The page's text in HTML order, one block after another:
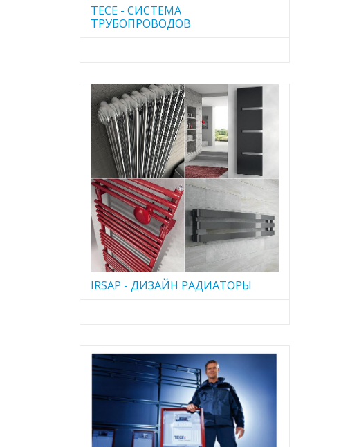
TECE - CИСТЕМА
ТРУБОПРОВОДОВ
IRSAP - ДИЗАЙН РАДИАТОРЫ